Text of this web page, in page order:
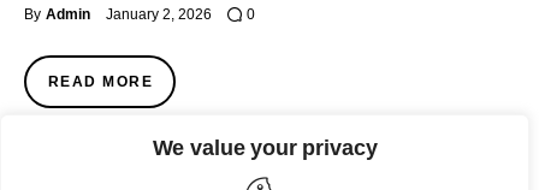
We value your privacy
By Admin January 2, 2026 0
READ MORE